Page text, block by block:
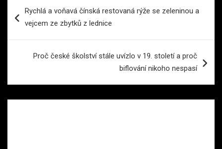
proRychlá a voňavá čínská restovaná rýže se zeleninou a
vejcem ze zbytků z lednice
Proč české školství stále uvízlo v 19. století a proč
biflování nikoho nespasí